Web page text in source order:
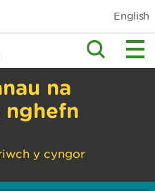
English
na
y cyngor